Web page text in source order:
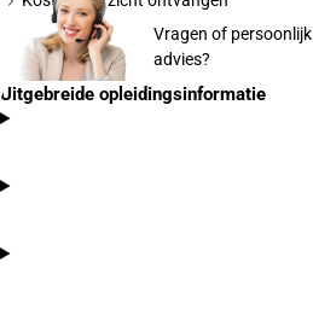
Vragen of persoonlijk
advies?
Uitgebreide opleidingsinformatie